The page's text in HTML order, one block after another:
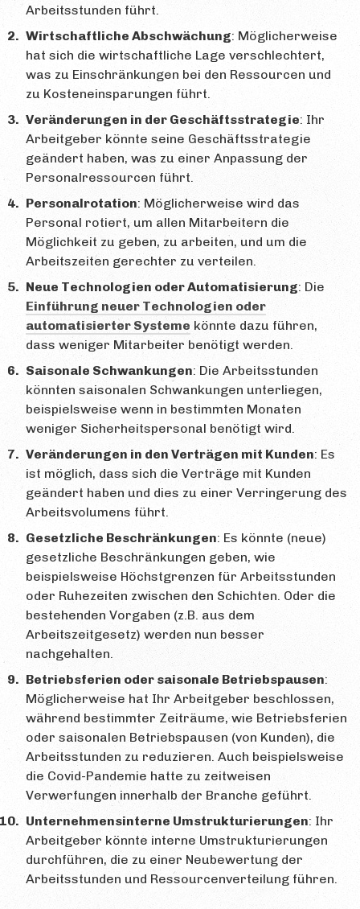
Arbeitsstunden führt.
Wirtschaftliche Abschwächung: Möglicherweise
hat sich die wirtschaftliche Lage verschlechtert,
was zu Einschränkungen bei den Ressourcen und
zu Kosteneinsparungen führt.
Veränderungen in der Geschäftsstrategie: Ihr
Arbeitgeber könnte seine Geschäftsstrategie
geändert haben, was zu einer Anpassung der
Personalressourcen führt.
Personalrotation: Möglicherweise wird das
Personal rotiert, um allen Mitarbeitern die
Möglichkeit zu geben, zu arbeiten, und um die
Arbeitszeiten gerechter zu verteilen.
Neue Technologien oder Automatisierung: Die
Einführung neuer Technologien oder
automatisierter Systeme könnte dazu führen,
dass weniger Mitarbeiter benötigt werden.
Saisonale Schwankungen: Die Arbeitsstunden
könnten saisonalen Schwankungen unterliegen,
beispielsweise wenn in bestimmten Monaten
weniger Sicherheitspersonal benötigt wird.
Veränderungen in den Verträgen mit Kunden: Es
ist möglich, dass sich die Verträge mit Kunden
geändert haben und dies zu einer Verringerung des
Arbeitsvolumens führt.
Gesetzliche Beschränkungen: Es könnte (neue)
gesetzliche Beschränkungen geben, wie
beispielsweise Höchstgrenzen für Arbeitsstunden
oder Ruhezeiten zwischen den Schichten. Oder die
bestehenden Vorgaben (z.B. aus dem
Arbeitszeitgesetz) werden nun besser
nachgehalten.
Betriebsferien oder saisonale Betriebspausen:
Möglicherweise hat Ihr Arbeitgeber beschlossen,
während bestimmter Zeiträume, wie Betriebsferien
oder saisonalen Betriebspausen (von Kunden), die
Arbeitsstunden zu reduzieren. Auch beispielsweise
die Covid-Pandemie hatte zu zeitweisen
Verwerfungen innerhalb der Branche geführt.
Unternehmensinterne Umstrukturierungen: Ihr
Arbeitgeber könnte interne Umstrukturierungen
durchführen, die zu einer Neubewertung der
Arbeitsstunden und Ressourcenverteilung führen.